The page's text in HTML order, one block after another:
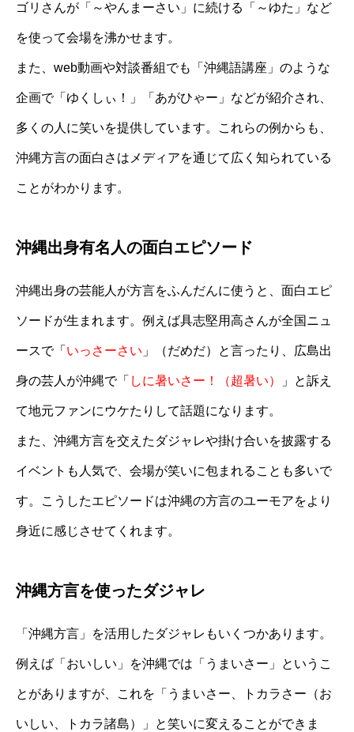
ゴリさんが「～やんまーさい」に続ける「～ゆた」など
を使って会場を沸かせます。
また、web動画や対談番組でも「沖縄語講座」のような
企画で「ゆくしぃ！」「あがひゃー」などが紹介され、
多くの人に笑いを提供しています。これらの例からも、
沖縄方言の面白さはメディアを通じて広く知られている
ことがわかります。
沖縄出身有名人の面白エピソード
沖縄出身の芸能人が方言をふんだんに使うと、面白エピ
ソードが生まれます。例えば具志堅用高さんが全国ニュ
ースで「 いっさーさい 」（だめだ）と言ったり、広島出
身の芸人が沖縄で「 しに暑いさー！（超暑い） 」と訴え
て地元ファンにウケたりして話題になります。
また、沖縄方言を交えたダジャレや掛け合いを披露する
イベントも人気で、会場が笑いに包まれることも多いで
す。こうしたエピソードは沖縄の方言のユーモアをより
身近に感じさせてくれます。
沖縄方言を使ったダジャレ
「沖縄方言」を活用したダジャレもいくつかあります。
例えば「おいしい」を沖縄では「うまいさー」というこ
とがありますが、これを「うまいさー、トカラさー（お
いしい、トカラ諸島）」と笑いに変えることができま